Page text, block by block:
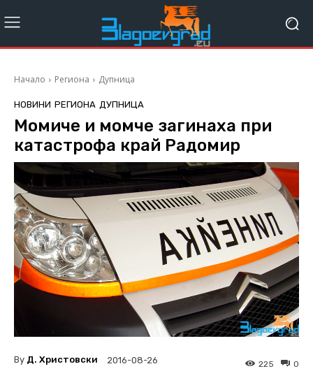
Начало Региона Дупница
НОВИНИ РЕГИОНА ДУПНИЦА
Момиче и момче загинаха при
катастрофа край Радомир
By Д. Христовски 2016-08-26 0
225